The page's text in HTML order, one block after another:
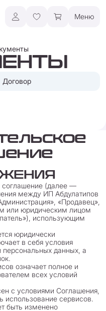
Меню
Договор
соглашение (далее —
между ИП Абдулатипов
«Продавец»,
или юридическим лицом
использующим
юридически
в себя условия
персональных данных, а
означает полное и
всех условий
с условиями Соглашения,
использование сервисов.
быть изменено